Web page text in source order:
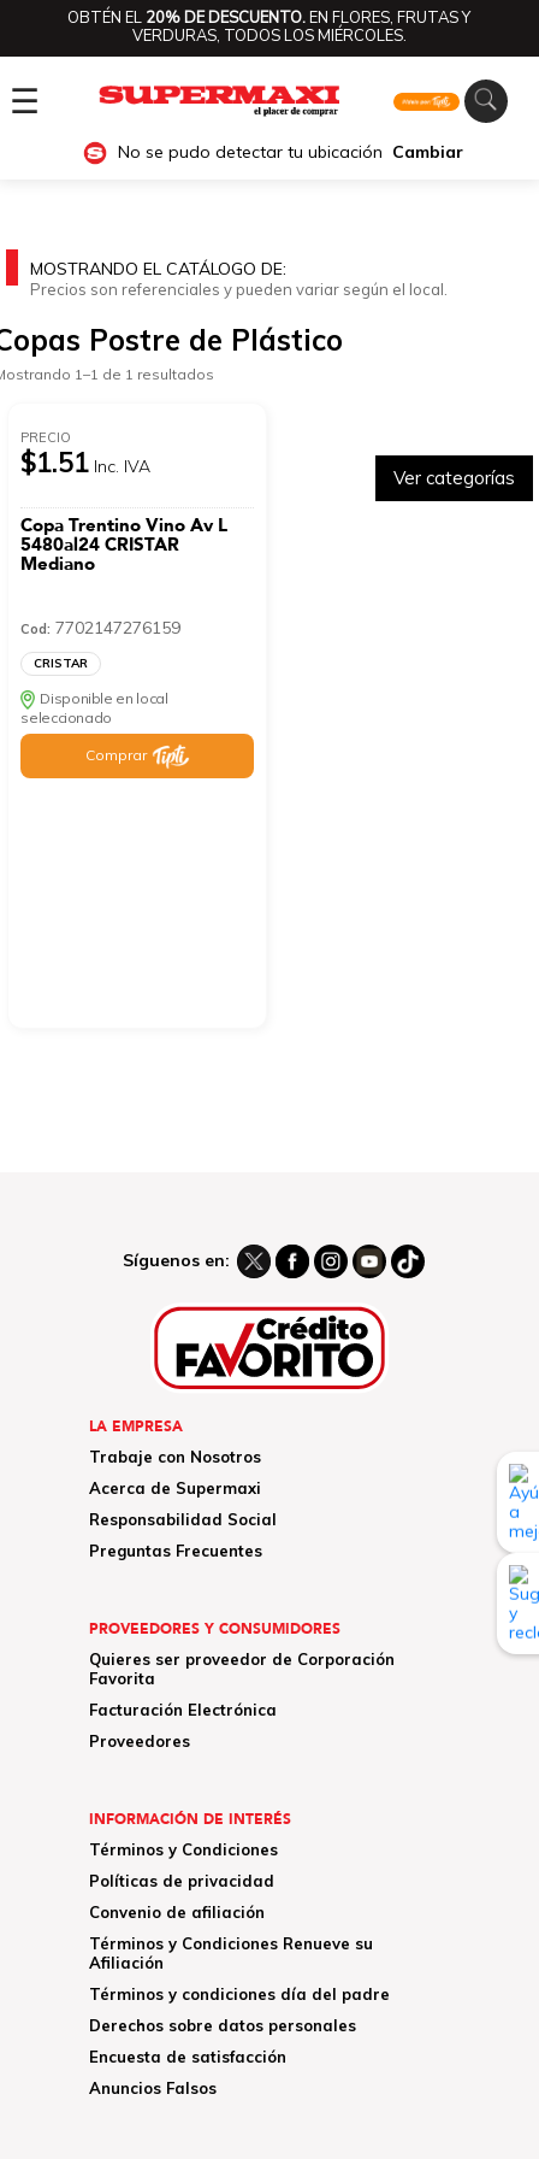
OBTÉN EL 20% DE DESCUENTO.EN FLORES, FRUTAS Y
VERDURAS, TODOS LOS MIÉRCOLES.
☰
No se pudo detectar tu ubicación Cambiar
Ver categorías
MOSTRANDO EL CATÁLOGO DE:
Precios son referenciales y pueden variar según el local.
Postre de Plástico
1–1 de 1 resultados
PRECIO
$1.51 Inc. IVA
Copa Trentino Vino Av L
5480al24 CRISTAR
Mediano
Cod: 7702147276159
CRISTAR
Disponible en local
seleccionado
Comprar
Síguenos en:
LA EMPRESA
Trabaje con Nosotros
Acerca de Supermaxi
Responsabilidad Social
Preguntas Frecuentes
PROVEEDORES Y CONSUMIDORES
Quieres ser proveedor de Corporación
Favorita
Facturación Electrónica
Proveedores
INFORMACIÓN DE INTERÉS
Términos y Condiciones
Políticas de privacidad
Convenio de afiliación
Términos y Condiciones Renueve su
Afiliación
Términos y condiciones día del padre
Derechos sobre datos personales
Encuesta de satisfacción
Anuncios Falsos